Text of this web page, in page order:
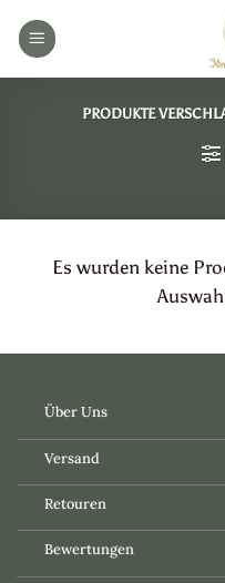
Inhalt
PRODUKTE
Es wurden keine
Über Uns
Versand
Retouren
Bewertungen